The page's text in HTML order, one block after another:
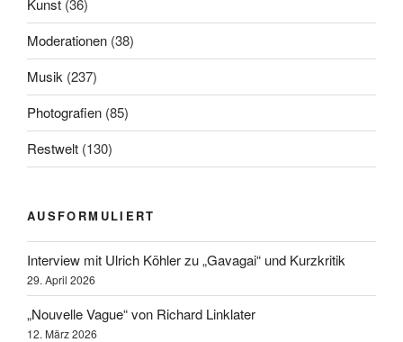
Kunst (36)
Moderationen (38)
Musik (237)
Photografien (85)
Restwelt (130)
AUSFORMULIERT
Interview mit Ulrich Köhler zu „Gavagai“ und Kurzkritik
29. April 2026
„Nouvelle Vague“ von Richard Linklater
12. März 2026